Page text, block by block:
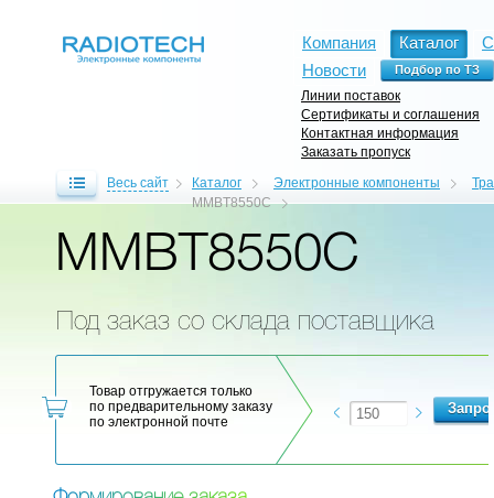
Компания Каталог
Новости
Линии поставок
Сертификаты и соглашения
Контактная информация
Заказать пропуск
Весь сайт Каталог Электронные компоненты
MMBT8550C
MMBT8550C
Под заказ со склада поставщика
Товар отгружается только
по предварительному заказу
по электронной почте